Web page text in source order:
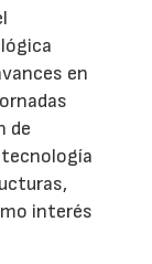
en
de
interés